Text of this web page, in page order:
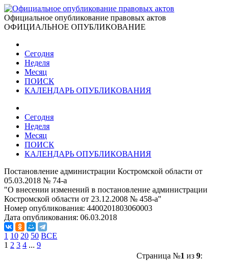
Официальное опубликование правовых актов
ОФИЦИАЛЬНОЕ ОПУБЛИКОВАНИЕ
Сегодня
Неделя
Месяц
ПОИСК
КАЛЕНДАРЬ ОПУБЛИКОВАНИЯ
Сегодня
Неделя
Месяц
ПОИСК
КАЛЕНДАРЬ ОПУБЛИКОВАНИЯ
Постановление администрации Костромской области от
05.03.2018 № 74-а
"О внесении изменений в постановление администрации
Костромской области от 23.12.2008 № 458-а"
Номер опубликования: 4400201803060003
Дата опубликования: 06.03.2018
1 10 20 50 ВСЕ
1 2 3 4 ... 9
Страница №1 из 9: